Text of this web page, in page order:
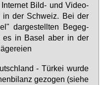
Bild- und Vi­deo­
in der Schweiz. Bei der
dar­ge­stell­ten Be­geg­
es in Ba­sel aber in der
- Tür­kei wur­de
ge­zo­gen (sie­he